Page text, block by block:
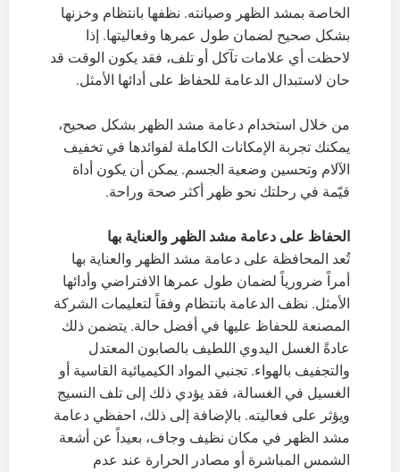
الخاصة بمشد الظهر وصيانته. نظفها بانتظام وخزنها
بشكل صحيح لضمان طول عمرها وفعاليتها. إذا
لاحظت أي علامات تآكل أو تلف، فقد يكون الوقت قد
حان لاستبدال الدعامة للحفاظ على أدائها الأمثل.
من خلال استخدام دعامة مشد الظهر بشكل صحيح،
يمكنك تجربة الإمكانات الكاملة لفوائدها في تخفيف
الآلام وتحسين وضعية الجسم. يمكن أن يكون أداة
قيّمة في رحلتك نحو ظهر أكثر صحة وراحة.
الحفاظ على دعامة مشد الظهر والعناية بها
تُعد المحافظة على دعامة مشد الظهر والعناية بها
أمراً ضرورياً لضمان طول عمرها الافتراضي وأدائها
الأمثل. نظف الدعامة بانتظام وفقاً لتعليمات الشركة
المصنعة للحفاظ عليها في أفضل حالة. يتضمن ذلك
عادةً الغسل اليدوي اللطيف بالصابون المعتدل
والتجفيف بالهواء. تجنبي المواد الكيميائية القاسية أو
الغسيل في الغسالة، فقد يؤدي ذلك إلى تلف النسيج
ويؤثر على فعاليته. بالإضافة إلى ذلك، احفظي دعامة
مشد الظهر في مكان نظيف وجاف، بعيداً عن أشعة
الشمس المباشرة أو مصادر الحرارة عند عدم